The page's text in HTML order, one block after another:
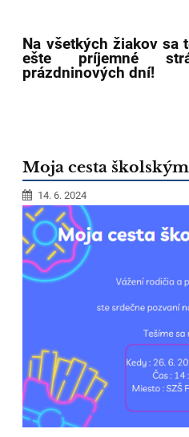
Na všetkých žiakov sa
ešte príjemné
prázdninových dní!
Moja cesta
14. 6. 2024